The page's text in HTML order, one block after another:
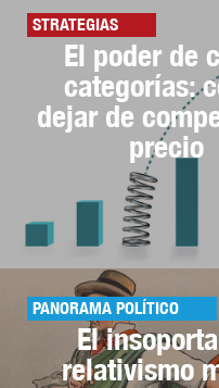
STRATEGIAS
El poder de
categorías:
dejar de
precio
PANORAMA POLÍTICO
El
relativismo